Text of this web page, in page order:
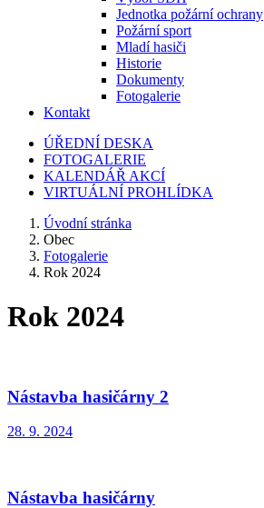
Jednotka požární ochrany
Požární sport
Mladí hasiči
Historie
Dokumenty
Fotogalerie
Kontakt
ÚŘEDNÍ DESKA
FOTOGALERIE
KALENDÁŘ AKCÍ
VIRTUÁLNÍ PROHLÍDKA
Úvodní stránka
Obec
Fotogalerie
Rok 2024
Rok 2024
Nástavba hasičárny 2
28. 9. 2024
Nástavba hasičárny